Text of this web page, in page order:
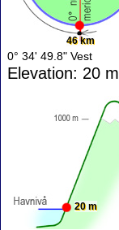
46 km
0° 34' 49.8" Vest
Elevation: 20 m
20 m